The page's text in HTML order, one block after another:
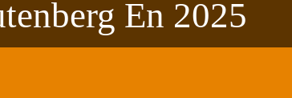
En 2025